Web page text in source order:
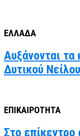
ΕΛΛΑΔΑ
Αυξάνονται τα
Δυτικού
ΕΠΙΚΑΙΡΟΤΗΤΑ
Στο επίκεντρο